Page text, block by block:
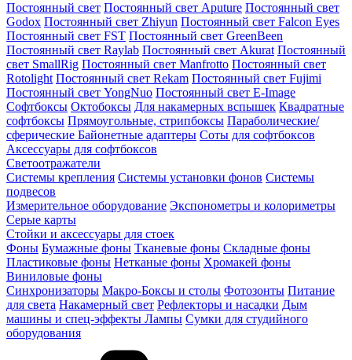
Постоянный свет Постоянный свет Aputure Постоянный свет
Godox Постоянный свет Zhiyun Постоянный свет Falcon Eyes
Постоянный свет FST Постоянный свет GreenBeen
Постоянный свет Raylab Постоянный свет Akurat Постоянный
свет SmallRig Постоянный свет Manfrotto Постоянный свет
Rotolight Постоянный свет Rekam Постоянный свет Fujimi
Постоянный свет YongNuo Постоянный свет E-Image
Софтбоксы Октобоксы Для накамерных вспышек Квадратные
софтбоксы Прямоугольные, стрипбоксы Параболические/
сферические Байонетныe адаптеры Соты для софтбоксов
Аксессуары для софтбоксов
Светоотражатели
Системы крепления Системы установки фонов Системы
подвесов
Измерительное оборудование Экспонометры и колориметры
Серые карты
Стойки и аксессуары для стоек
Фоны Бумажные фоны Тканевые фоны Складные фоны
Пластиковые фоны Нетканые фоны Хромакей фоны
Виниловые фоны
Синхронизаторы Макро-Боксы и столы Фотозонты Питание
для света Накамерный свет Рефлекторы и насадки Дым
машины и спец-эффекты Лампы Сумки для студийного
оборудования